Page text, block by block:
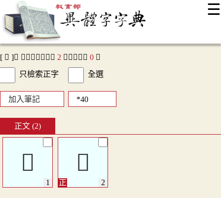
☰
最新消息
顯示模式
網站導覽
[ 𦪉 ]， 查詢結果：正文 2 字，附收字 0 字
只檢索正字
全選
加入筆記
正文 (2)
𦪉 𦪉